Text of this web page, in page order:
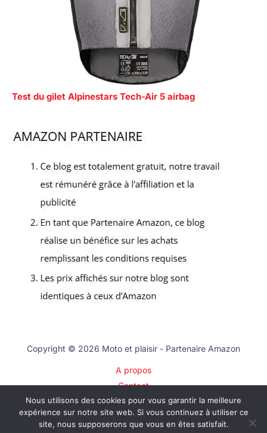
Test du gilet Alpinestars Tech-Air 5 airbag
Copyright © 2026 Moto et plaisir - Partenaire Amazon
A propos
Contact
Plan du site
Mentions légales
Nous utilisons des cookies pour vous garantir la meilleure
expérience sur notre site web. Si vous continuez à utiliser ce
site, nous supposerons que vous en êtes satisfait.